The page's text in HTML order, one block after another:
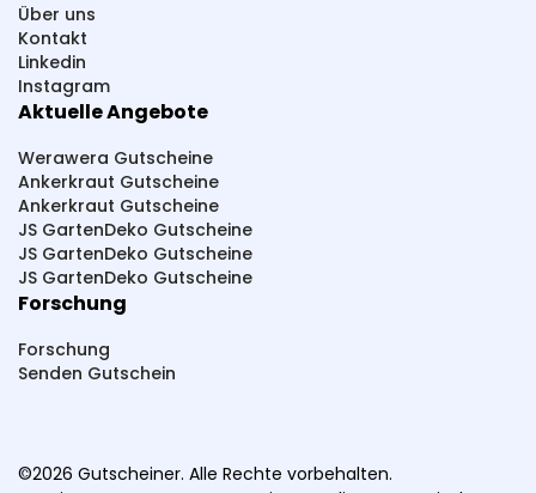
Über uns
Kontakt
Linkedin
Instagram
Aktuelle Angebote
Werawera Gutscheine
Ankerkraut Gutscheine
Ankerkraut Gutscheine
JS GartenDeko Gutscheine
JS GartenDeko Gutscheine
JS GartenDeko Gutscheine
Forschung
Forschung
Senden Gutschein
©2026 Gutscheiner. Alle Rechte vorbehalten.